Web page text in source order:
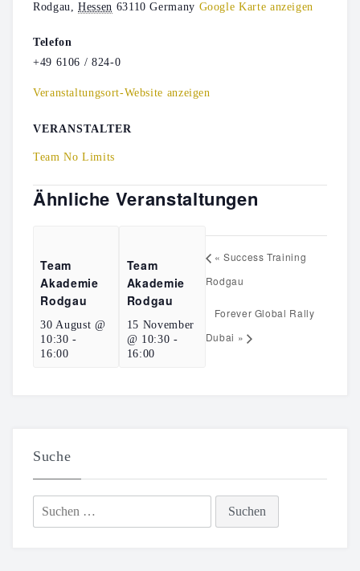
Rodgau, Hessen 63110 Germany Google Karte anzeigen
Telefon
+49 6106 / 824-0
Veranstaltungsort-Website anzeigen
VERANSTALTER
Team No Limits
Ähnliche Veranstaltungen
Team
Akademie
Rodgau
30 August @
10:30 -
16:00
Team
Akademie
Rodgau
15 November
@ 10:30 -
16:00
« Success Training
Rodgau
Forever Global Rally
Dubai »
Suche
Suchen
nach: